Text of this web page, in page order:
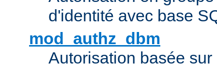
d'identité avec base
mod_authz_dbm
Autorisation basée